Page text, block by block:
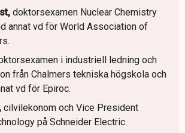
doktorsexamen Nuclear Chemistry
annat vd för World Association of
i industriell ledning och
från Chalmers tekniska högskola och
vd för Epiroc.
cilvilekonom och Vice President
på Schneider Electric.